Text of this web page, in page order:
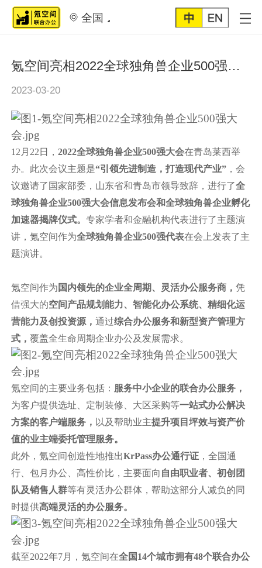
全国
氪空间亮相2022全球独角兽企业500强大会！
2023-03-20
12月22日，2022全球独角兽企业500强大会在青岛莱西举
办。此次会议主题是“引领先进制造，打造现代产业” ，会
议邀请了国家部委，山东省和青岛市领导致辞，进行了全
球独角兽企业500强大会信息发布会和全球独角兽企业孵化
加速器揭牌仪式。专家学者和金融机构代表进行了主题演
讲，氪空间作为全球独角兽企业500强代表在会上发表了主
题演讲。
氪空间作为 国内领先的企业全周期、灵活办公服务商，凭
借强大的空间产品规划能力、智能化办公系统、精细化运
营能力及创投资源，通过综合办公服务和新型资产管理方
式，覆盖全生命周期企业办公及发展需求。
氪空间的主要业务包括： 服务中小企业的联合办公服务，
为客户提供选址、定制装修、大区采购等一站式办公解决
方案的客户端服务， 以及帮助业主提升项目坪效与资产价
值的业主端委托管理服务。
此外，氪空间创造性地推出KrPass办公通行证 ，全国通
行、包月办公、高性价比，主要面向 自由职业者、初创团
队及销售人群等有灵活办公群体，帮助这部分人减负的同
时提供高端灵活的办公服务。
截至2022年7月，氪空间在全国14个城市拥有48个联合办公